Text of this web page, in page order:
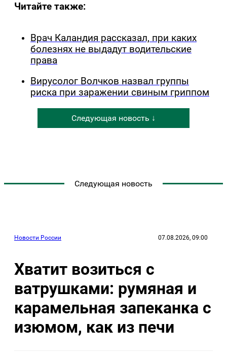
Читайте также:
Врач Каландия рассказал, при каких
болезнях не выдадут водительские
права
Вирусолог Волчков назвал группы
риска при заражении свиным гриппом
Следующая новость ↓
Следующая новость
Новости России 07.08.2026, 09:00
Хватит возиться с
ватрушками: румяная и
карамельная запеканка с
изюмом, как из печи